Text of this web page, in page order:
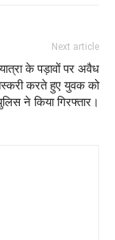
Next article
के पड़ावों पर अवैध
करते हुए युवक को
ने किया गिरफ्तार।